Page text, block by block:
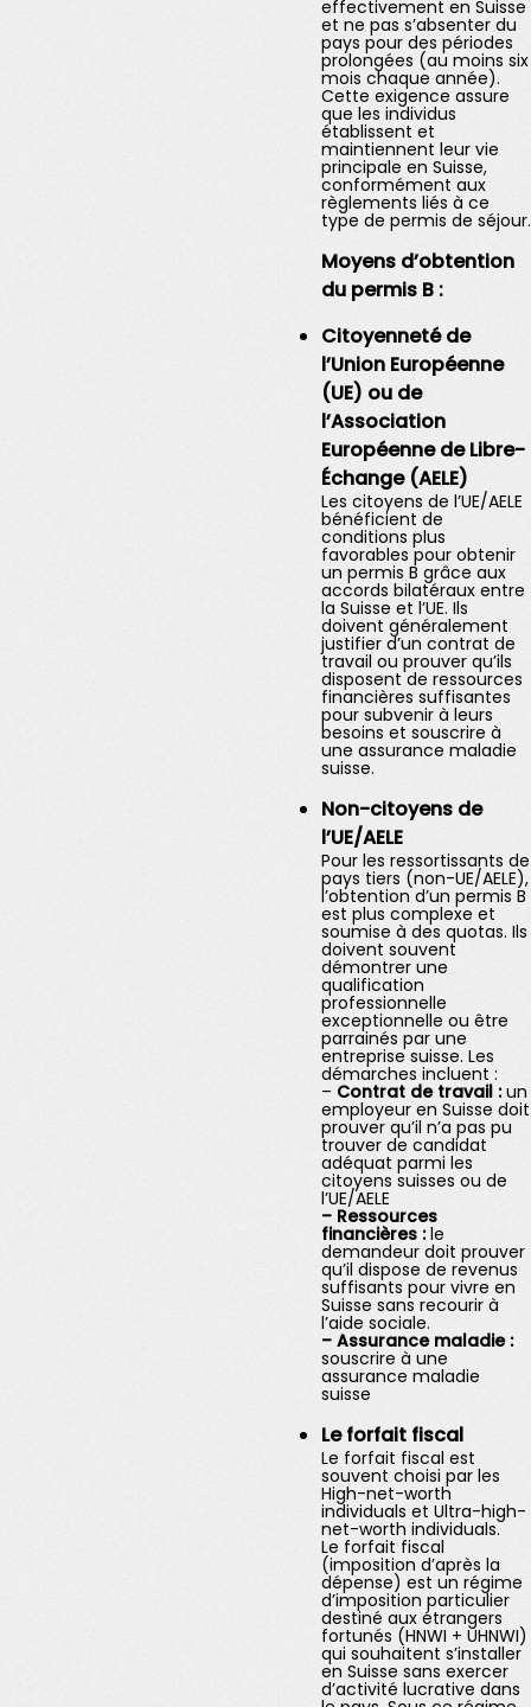
effectivement en Suisse
et ne pas s’absenter du
pays pour des périodes
prolongées (au moins six
mois chaque année).
Cette exigence assure
que les individus
établissent et
maintiennent leur vie
principale en Suisse,
conformément aux
règlements liés à ce
type de permis de séjour.
Moyens d’obtention
du permis B :
Citoyenneté de
l’Union Européenne
(UE) ou de
l’Association
Européenne de Libre-
Échange (AELE)
Les citoyens de l’UE/AELE
bénéficient de
conditions plus
favorables pour obtenir
un permis B grâce aux
accords bilatéraux entre
la Suisse et l’UE. Ils
doivent généralement
justifier d’un contrat de
travail ou prouver qu’ils
disposent de ressources
financières suffisantes
pour subvenir à leurs
besoins et souscrire à
une assurance maladie
suisse.
Non-citoyens de
l’UE/AELE
Pour les ressortissants de
pays tiers (non-UE/AELE),
l’obtention d’un permis B
est plus complexe et
soumise à des quotas. Ils
doivent souvent
démontrer une
qualification
professionnelle
exceptionnelle ou être
parrainés par une
entreprise suisse. Les
démarches incluent :
– Contrat de travail :un
employeur en Suisse doit
prouver qu’il n’a pas pu
trouver de candidat
adéquat parmi les
citoyens suisses ou de
l’UE/AELE
– Ressources
financières :le
demandeur doit prouver
qu’il dispose de revenus
suffisants pour vivre en
Suisse sans recourir à
l’aide sociale.
– Assurance maladie :
souscrire à une
assurance maladie
suisse
Le forfait fiscal
Le forfait fiscal est
souvent choisi par les
High-net-worth
individuals et Ultra-high-
net-worth individuals.
Le forfait fiscal
(imposition d’après la
dépense) est un régime
d’imposition particulier
destiné aux étrangers
fortunés (HNWI + UHNWI)
qui souhaitent s’installer
en Suisse sans exercer
d’activité lucrative dans